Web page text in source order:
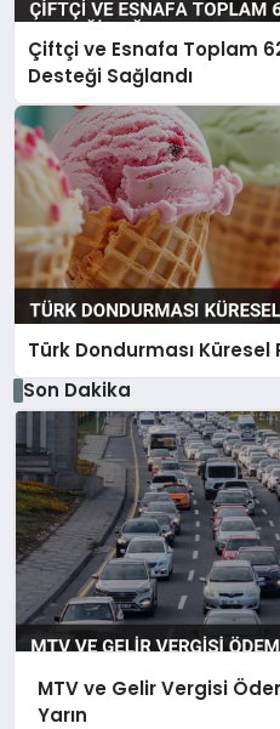
Çiftçi ve Esnafa Toplam
Desteği Sağlandı
Türk Dondurması Küresel
Son Dakika
MTV ve Gelir Vergisi
Yarın